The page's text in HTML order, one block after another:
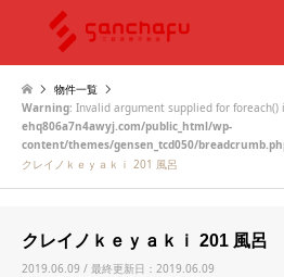
物件一覧
Warning: Invalid argument supplied for foreach()
ehq806a7n4awyj.com/public_html/wp-
content/themes/gensen_tcd050/
クレイノｋｅｙａｋｉ 201 風呂
クレイノｋｅｙａｋｉ 201 風呂
2019.06.09 / 最終更新日：2019.06.09